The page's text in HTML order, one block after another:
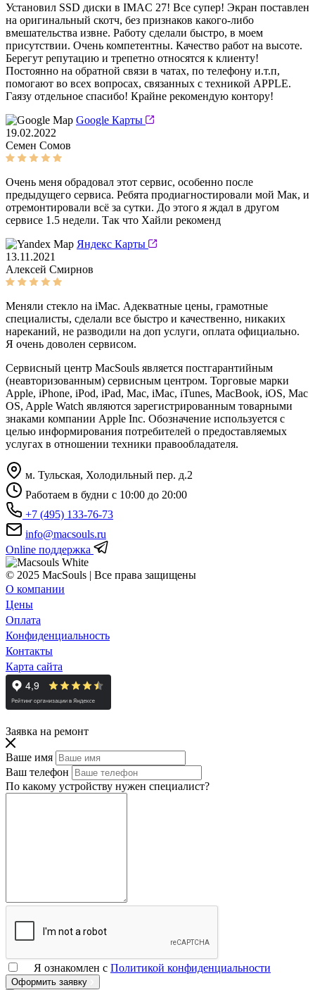
Установил SSD диски в IMAC 27! Все супер! Экран поставлен
на оригинальный скотч, без признаков какого-либо
вмешательства извне. Работу сделали быстро, в моем
присутствии. Очень компетентны. Качество работ на высоте.
Берегут репутацию и трепетно относятся к клиенту!
Постоянно на обратной связи в чатах, по телефону и.т.п,
помогают во всех вопросах, связанных с техникой APPLE.
Гаязу отдельное спасибо! Крайне рекомендую контору!
Google Карты
19.02.2022
Семен Сомов
Очень меня обрадовал этот сервис, особенно после
предыдущего сервиса. Ребята продиагностировали мой Мак, и
отремонтировали всё за сутки. До этого я ждал в другом
сервисе 1.5 недели. Так что Хайли рекоменд
Яндекс Карты
13.11.2021
Алексей Смирнов
Меняли стекло на iMac. Адекватные цены, грамотные
специалисты, сделали все быстро и качественно, никаких
нареканий, не разводили на доп услуги, оплата официально.
Я очень доволен сервисом.
Сервисный центр MacSouls является постгарантийным
(неавторизованным) сервисным центром. Торговые марки
Apple, iPhone, iPod, iPad, Mac, iMac, iTunes, MacBook, iOS, Mac
OS, Apple Watch являются зарегистрированным товарными
знаками компании Apple Inc. Обозначение используется с
целью информирования потребителей о предоставляемых
услугах в отношении техники правообладателя.
м. Тульская, Холодильный пер. д.2
Работаем в будни с 10:00 до 20:00
+7 (495) 133-76-73
info@macsouls.ru
Online поддержка
© 2025 MacSouls | Все права защищены
О компании
Цены
Оплата
Конфиденциальность
Контакты
Карта сайта
Заявка на ремонт
Ваше имя
Ваш телефон
По какому устройству нужен специалист?
Я ознакомлен с Политикой конфиденциальности
Оформить заявку